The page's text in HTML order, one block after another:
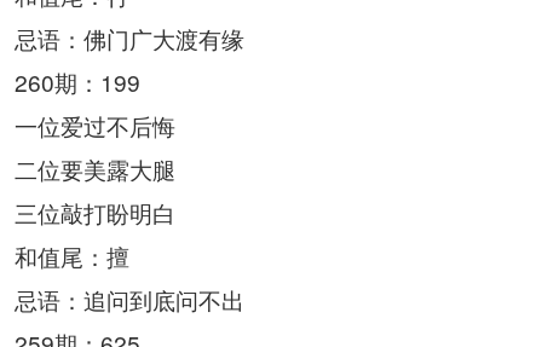
忌语：佛门广大渡有缘
260期：199
一位爱过不后悔
二位要美露大腿
三位敲打盼明白
和值尾：擅
忌语：追问到底问不出